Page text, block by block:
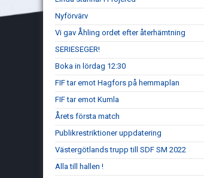
Nyförvärv
Vi gav Åhling ordet efter återhämtning
SERIESEGER!
Boka in lördag 12:30
FIF tar emot Hagfors på hemmaplan
FIF tar emot Kumla
Årets första match
Publikrestriktioner uppdatering
Västergötlands trupp till SDF SM 2022
Alla till hallen !